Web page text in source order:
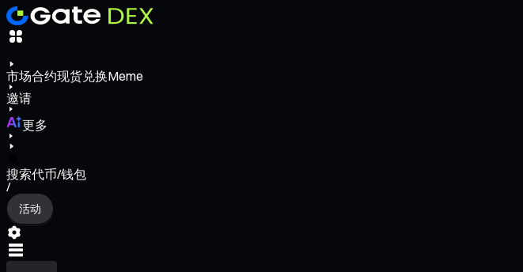
市场合约现货兑换Meme
邀请
更多
搜索代币/钱包
/
活动